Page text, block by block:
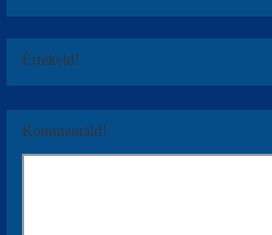
Értékeld!
Kommentáld!